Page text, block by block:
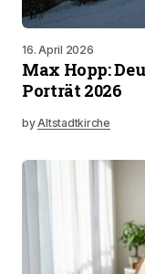
16. April 2026
Max Hopp:
Porträt 2026
byAltstadtkirche